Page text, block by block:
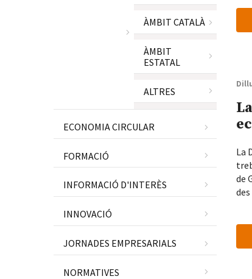
ÀMBIT CATALÀ
ÀMBIT
ESTATAL
ALTRES
ECONOMIA CIRCULAR
FORMACIÓ
INFORMACIÓ D'INTERÈS
INNOVACIÓ
JORNADES EMPRESARIALS
NORMATIVES
La
de